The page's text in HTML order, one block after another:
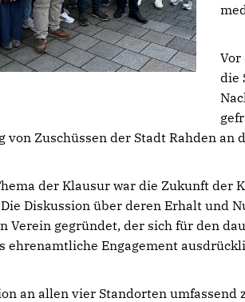
Vor
die
von Zuschüssen der Stadt Rahden
der Klausur war die Zukunft der
Diskussion über deren Erhalt und
Verein gegründet, der sich für den
ehrenamtliche Engagement
an allen vier Standorten